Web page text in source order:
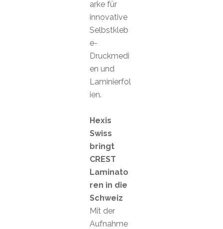
arke für
innovative
Selbstkleb
e-
Druckmedi
en und
Laminierfol
ien.
Hexis
Swiss
bringt
CREST
Laminato
ren in die
Schweiz
Mit der
Aufnahme